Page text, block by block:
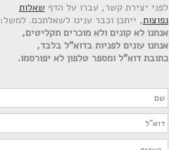
לפני יצירת קשר, עברו על הדף שאלות
נפוצות, ייתכן וכבר ענינו לשאלתכם. למשל:
אנחנו לא קונים ולא מוכרים תקליטים,
אנחנו עונים לפניות בדוא"ל בלבד,
כתובת דוא"ל ומספר טלפון לא יפורסמו.